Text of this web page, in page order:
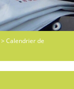
> Calendrier de